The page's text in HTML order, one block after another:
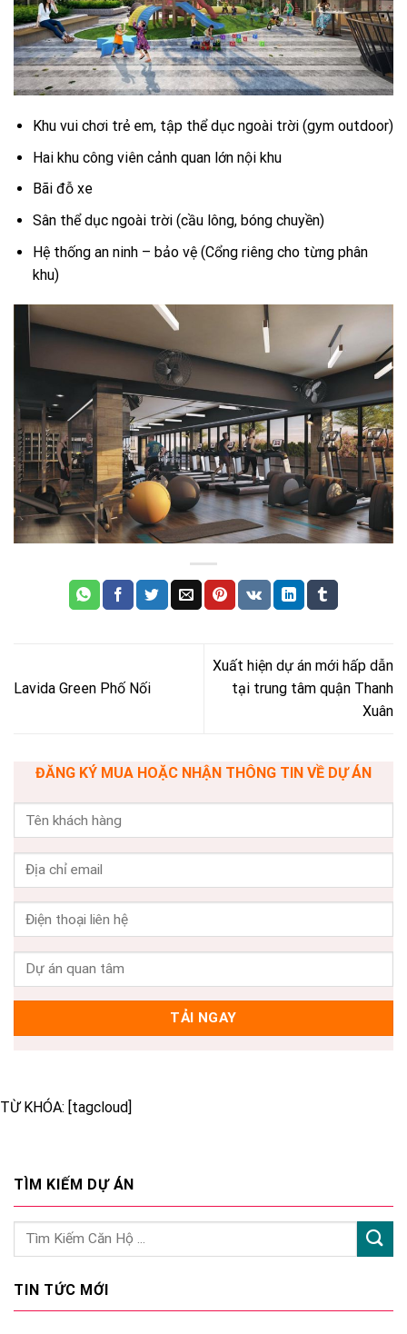
Khu vui chơi trẻ em, tập thể dục ngoài trời (gym outdoor)
Hai khu công viên cảnh quan lớn nội khu
Bãi đỗ xe
Sân thể dục ngoài trời (cầu lông, bóng chuyền)
Hệ thống an ninh – bảo vệ (Cổng riêng cho từng phân
khu)
Lavida Green Phố Nối
Xuất hiện dự án mới hấp dẫn
tại trung tâm quận Thanh
Xuân
ĐĂNG KÝ MUA HOẶC NHẬN THÔNG TIN VỀ DỰ ÁN
TỪ KHÓA: [tagcloud]
TÌM KIẾM DỰ ÁN
TIN TỨC MỚI